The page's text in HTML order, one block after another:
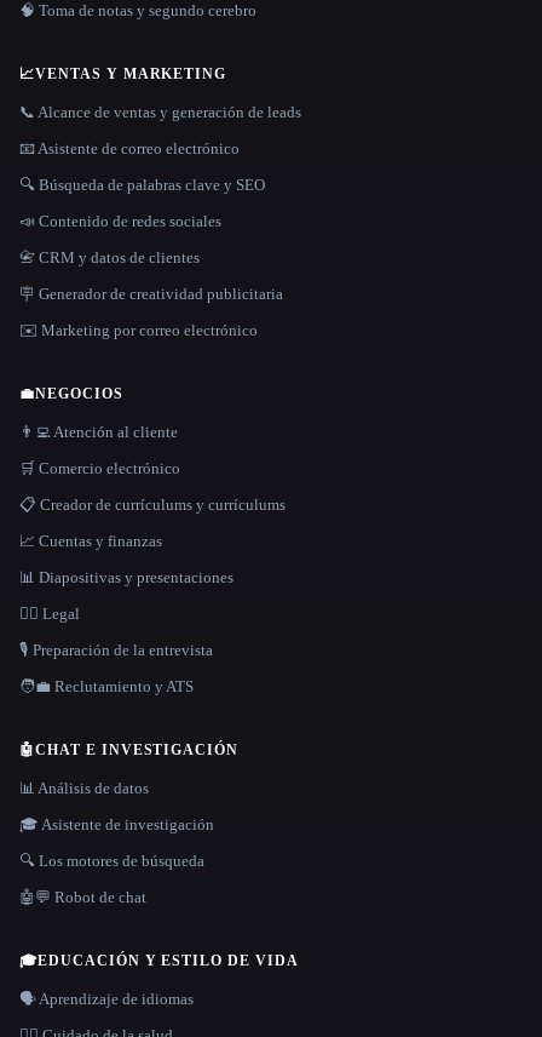
🧠 Toma de notas y segundo cerebro
📈VENTAS Y MARKETING
📞 Alcance de ventas y generación de leads
📧 Asistente de correo electrónico
🔍 Búsqueda de palabras clave y SEO
📣 Contenido de redes sociales
📇 CRM y datos de clientes
🪧 Generador de creatividad publicitaria
✉️ Marketing por correo electrónico
💼NEGOCIOS
👨‍💻 Atención al cliente
🛒 Comercio electrónico
📋 Creador de currículums y currículums
📈 Cuentas y finanzas
📊 Diapositivas y presentaciones
👩‍⚖️ Legal
🎙️ Preparación de la entrevista
🧑‍💼 Reclutamiento y ATS
🤖CHAT E INVESTIGACIÓN
📊 Análisis de datos
🎓 Asistente de investigación
🔍 Los motores de búsqueda
🤖💬 Robot de chat
🎓EDUCACIÓN Y ESTILO DE VIDA
🗣️ Aprendizaje de idiomas